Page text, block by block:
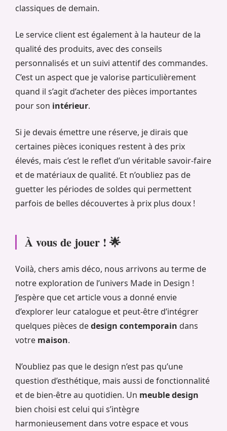
classiques de demain.
Le service client est également à la hauteur de la
qualité des produits, avec des conseils
personnalisés et un suivi attentif des commandes.
C’est un aspect que je valorise particulièrement
quand il s’agit d’acheter des pièces importantes
pour son intérieur.
Si je devais émettre une réserve, je dirais que
certaines pièces iconiques restent à des prix
élevés, mais c’est le reflet d’un véritable savoir-faire
et de matériaux de qualité. Et n’oubliez pas de
guetter les périodes de soldes qui permettent
parfois de belles découvertes à prix plus doux !
À vous de jouer ! 🌟
Voilà, chers amis déco, nous arrivons au terme de
notre exploration de l’univers Made in Design !
J’espère que cet article vous a donné envie
d’explorer leur catalogue et peut-être d’intégrer
quelques pièces dedesign contemporain dans
votre maison.
N’oubliez pas que le design n’est pas qu’une
question d’esthétique, mais aussi de fonctionnalité
et de bien-être au quotidien. Un meuble design
bien choisi est celui qui s’intègre
harmonieusement dans votre espace et vous